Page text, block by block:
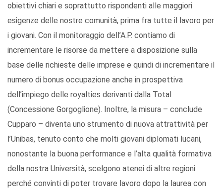
obiettivi chiari e soprattutto rispondenti alle maggiori
esigenze delle nostre comunità, prima fra tutte il lavoro per
i giovani. Con il monitoraggio dell’A.P. contiamo di
incrementare le risorse da mettere a disposizione sulla
base delle richieste delle imprese e quindi di incrementare il
numero di bonus occupazione anche in prospettiva
dell’impiego delle royalties derivanti dalla Total
(Concessione Gorgoglione). Inoltre, la misura – conclude
Cupparo – diventa uno strumento di nuova attrattività per
l’Unibas, tenuto conto che molti giovani diplomati lucani,
nonostante la buona performance e l’alta qualità formativa
della nostra Università, scelgono atenei di altre regioni
perché convinti di poter trovare lavoro dopo la laurea con